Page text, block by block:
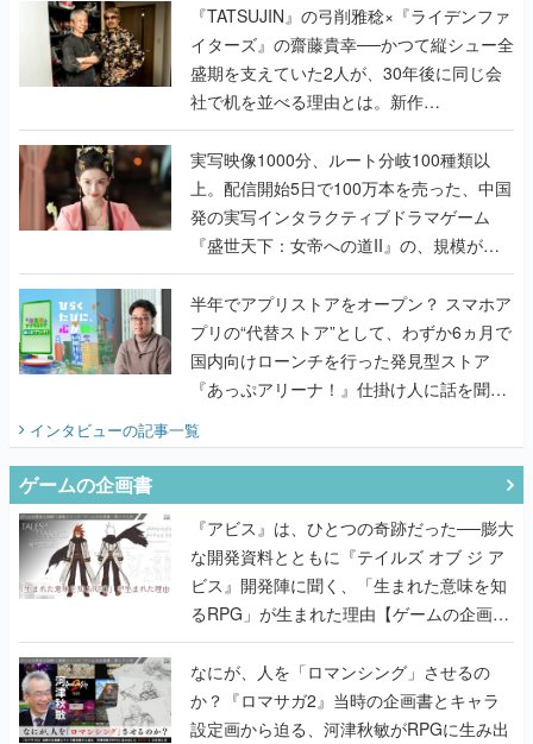
く
『TATSUJIN』の弓削雅稔×『ライデンファ
イターズ』の齋藤貴幸──かつて縦シュー全
盛期を支えていた2人が、30年後に同じ会
社で机を並べる理由とは。新作
『TATSUJIN EXTREME』で初タッグを組
んだレジェンド2人に訊く開発秘話
実写映像1000分、ルート分岐100種類以
上。配信開始5日で100万本を売った、中国
発の実写インタラクティブドラマゲーム
『盛世天下：女帝への道II』の、規模が違
うこだわりをプロデューサーに聞いた
半年でアプリストアをオープン？ スマホア
プリの“代替ストア”として、わずか6ヵ月で
国内向けローンチを行った発見型ストア
『あっぷアリーナ！』仕掛け人に話を聞い
てみた
インタビューの記事一覧
ゲームの企画書
『アビス』は、ひとつの奇跡だった──膨大
な開発資料とともに『テイルズ オブ ジ ア
ビス』開発陣に聞く、「生まれた意味を知
るRPG」が生まれた理由【ゲームの企画
書】
なにが、人を「ロマンシング」させるの
か？『ロマサガ2』当時の企画書とキャラ
設定画から迫る、河津秋敏がRPGに生み出